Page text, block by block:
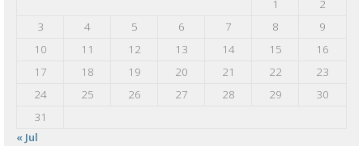
1
2
3
4 5 6 7 8
9
10
11 12 13 14 15
16
17
18 19 20 21 22
23
24
25 26 27 28 29
30
31
« Jul